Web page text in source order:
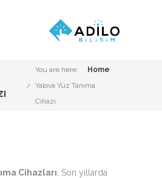
You are here:
Home
Yalova Yüz Tanıma
Cihazı
Cihazları , Son yıllarda